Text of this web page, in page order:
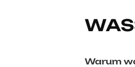
Warum